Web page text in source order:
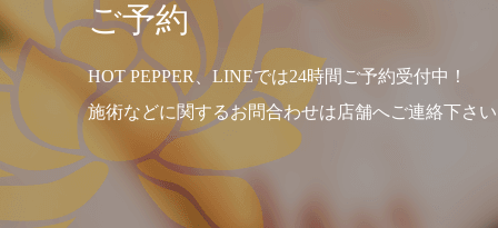
ご予約
HOT PEPPER、LINEでは24時間ご予約受付中！
施術などに関するお問合わせは店舗へご連絡下さ